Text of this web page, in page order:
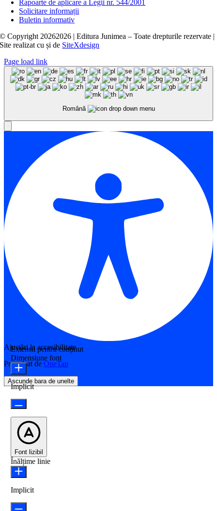
Rapoarte de aplicare a Legii nr. 544/2001
Solicitare informații
Buletin informativ
© Copyright 20262026 | Editura Junimea – Toate drepturile rezervate |
Site realizat cușide SiteXdesign
Page load link
Română
Ajustări la accesibilitate
Propulsat de OneTap
Ascunde bara de unelte
Extensii pentru conținut
Dimensiune font
Implicit
Font lizibil
Înălțime linie
Implicit